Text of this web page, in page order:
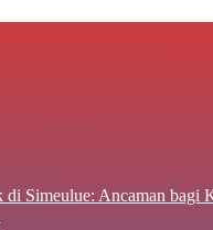
di Simeulue: Ancaman bagi